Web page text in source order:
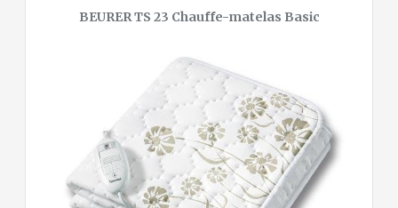
BEURER TS 23 Chauffe-matelas Basic